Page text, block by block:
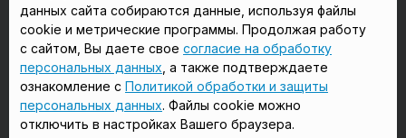
в Сергиевом Посаде в Люберцах
в Красногорске в Королёве
в Домодедово в Щёлково
Мы в соцсетях
данных сайта собираются данные, используя файлы
cookie и метрические программы. Продолжая работу
с сайтом, Вы даете свое согласие на обработку
персональных данных , а также подтверждаете
ознакомление с Политикой обработки и защиты
персональных данных. Файлы cookie можно
отключить в настройках Вашего браузера.